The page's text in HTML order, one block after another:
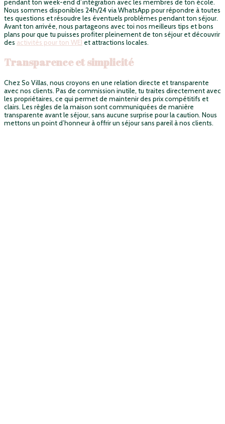
pendant ton week-end d’intégration avec les membres de ton école.
Nous sommes disponibles 24h/24 via WhatsApp pour répondre à toutes
tes questions et résoudre les éventuels problèmes pendant ton séjour.
Avant ton arrivée, nous partageons avec toi nos meilleurs tips et bons
plans pour que tu puisses profiter pleinement de ton séjour et découvrir
des activités pour ton WEI et attractions locales.
Transparence et simplicité
Chez So Villas, nous croyons en une relation directe et transparente
avec nos clients. Pas de commission inutile, tu traites directement avec
les propriétaires, ce qui permet de maintenir des prix compétitifs et
clairs. Les règles de la maison sont communiquées de manière
transparente avant le séjour, sans aucune surprise pour la caution. Nous
mettons un point d’honneur à offrir un séjour sans pareil à nos clients.